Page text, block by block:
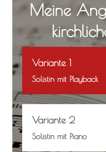
Meine
Variante 1
Solistin mit Playback
Variante 2
Solistin mit Piano